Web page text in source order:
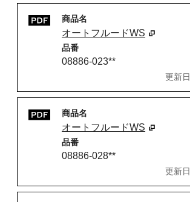
商品名
オートフルードWS
品番
08886-023**
更新日
商品名
オートフルードWS
品番
08886-028**
更新日